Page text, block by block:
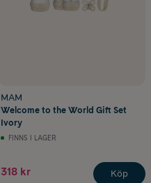
MAM
Welcome to the World Gift Set
Ivory
FINNS I LAGER
318 kr Köp